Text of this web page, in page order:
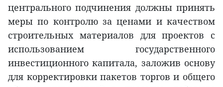
центрального подчинения должны принять
меры по контролю за ценами и качеством
строительных материалов для проектов с
использованием государственного
инвестиционного капитала, заложив основу
для корректировки пакетов торгов и общего